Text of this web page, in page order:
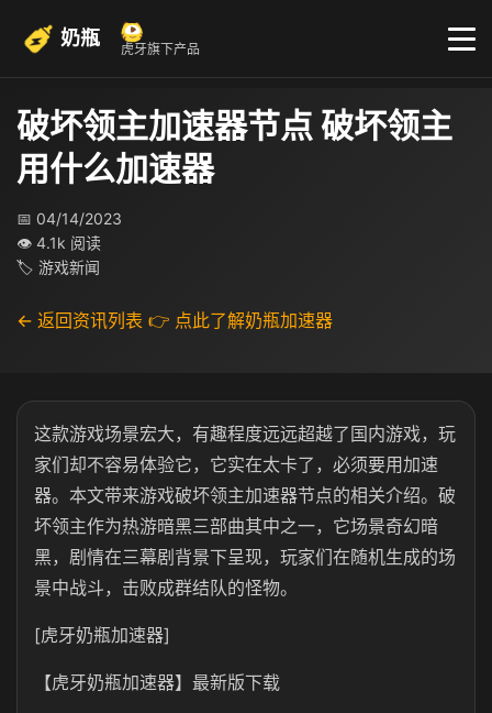
奶瓶 虎牙旗下产品
破坏领主加速器节点 破坏领主
用什么加速器
📅 04/14/2023
👁 4.1k 阅读
🏷 游戏新闻
← 返回资讯列表 👉 点此了解奶瓶加速器
这款游戏场景宏大，有趣程度远远超越了国内游戏，玩
家们却不容易体验它，它实在太卡了，必须要用加速
器。本文带来游戏破坏领主加速器节点的相关介绍。破
坏领主作为热游暗黑三部曲其中之一，它场景奇幻暗
黑，剧情在三幕剧背景下呈现，玩家们在随机生成的场
景中战斗，击败成群结队的怪物。
[虎牙奶瓶加速器]
【虎牙奶瓶加速器】最新版下载